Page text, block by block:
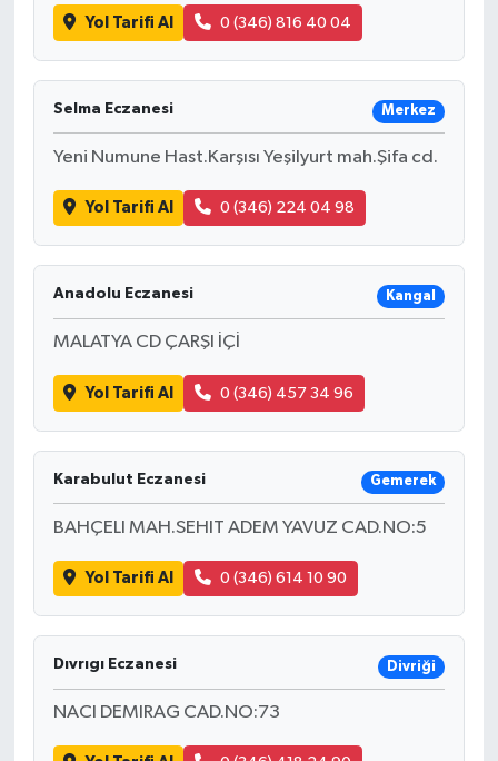
Yol Tarifi Al 0 (346) 816 40 04
Selma Eczanesi Merkez
Yeni Numune Hast.Karşısı Yeşilyurt mah.Şifa cd.
Yol Tarifi Al 0 (346) 224 04 98
Anadolu Eczanesi Kangal
MALATYA CD ÇARŞI İÇİ
Yol Tarifi Al 0 (346) 457 34 96
Karabulut Eczanesi Gemerek
BAHÇELI MAH.SEHIT ADEM YAVUZ CAD.NO:5
Yol Tarifi Al 0 (346) 614 10 90
Dıvrıgı Eczanesi Divriği
NACI DEMIRAG CAD.NO:73